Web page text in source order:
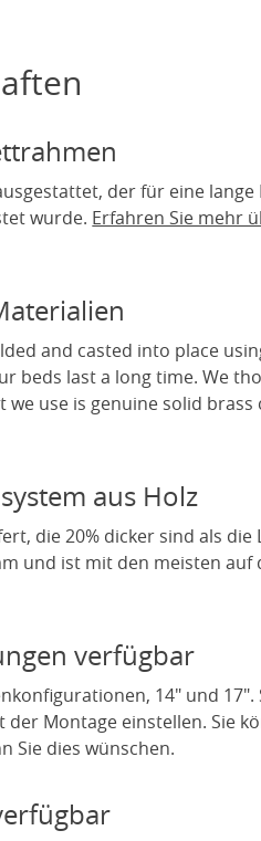
der für eine lange
wurde. Erfahren Sie mehr
and casted into place
beds last a long time. We
use is genuine solid brass
aus Holz
die 20% dicker sind als die
und ist mit den meisten auf
verfügbar
14" und 17".
Montage einstellen. Sie
Sie dies wünschen.